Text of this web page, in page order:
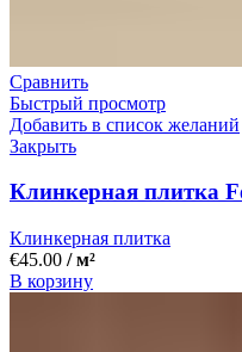
Сравнить
Быстрый просмотр
Добавить в список желаний
Закрыть
Клинкерная плитка
Клинкерная плитка
€45.00 / м²
В корзину